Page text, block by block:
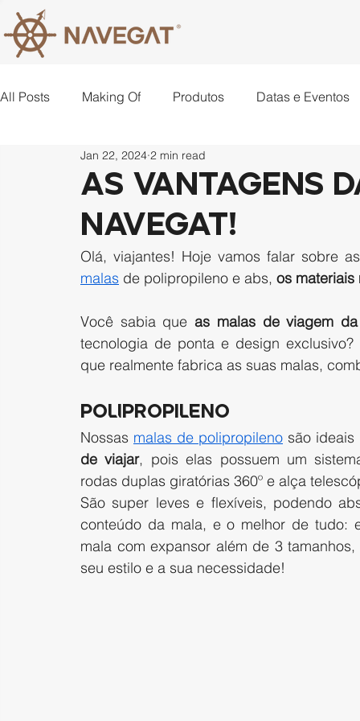
All Posts Making Of Produtos Datas e Eventos
Criatividade
As vantagens
Navegat!
Jan 22, 2024 2 min read
Olá, viajantes! Hoje vamos falar sobre
malas de polipropileno e abs, os
Você sabia que as malas de viagem
tecnologia de ponta e design
que realmente fabrica as suas malas,
POLIPROPILENO
Nossas malas de polipropileno são
de viajar, pois elas possuem um
rodas duplas giratórias 360º e alça
São super leves e flexíveis, podendo
conteúdo da mala, e o melhor de tudo:
mala com expansor além de 3
seu estilo e a sua necessidade!